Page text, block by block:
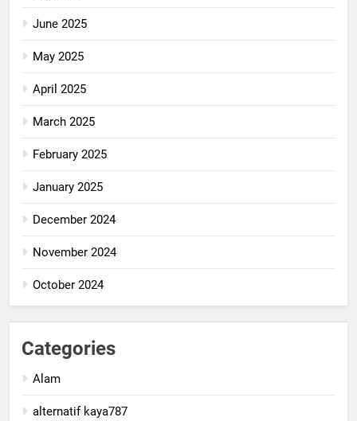
June 2025
May 2025
April 2025
March 2025
February 2025
January 2025
December 2024
November 2024
October 2024
Categories
Alam
alternatif kaya787